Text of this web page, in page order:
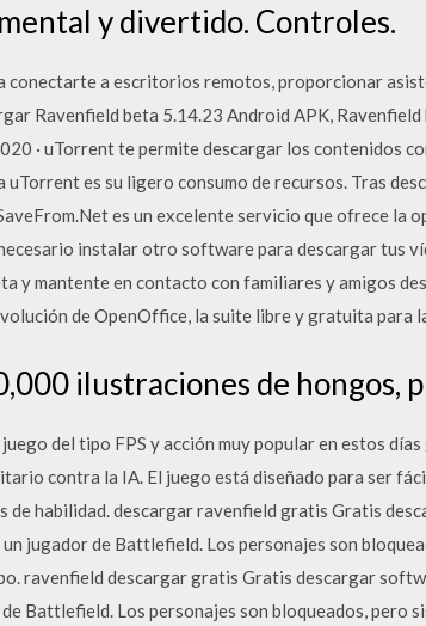
y divertido. Controles.
conectarte a escritorios remotos, proporcionar
Ravenfield beta 5.14.23 Android APK,
· uTorrent te permite descargar los contenidos
es su ligero consumo de recursos. Tras
es un excelente servicio que ofrece la
instalar otro software para descargar tus
y mantente en contacto con familiares y amigos
de OpenOffice, la suite libre y gratuita para
ilustraciones de hongos,
del tipo FPS y acción muy popular en estos
contra la IA. El juego está diseñado para ser
habilidad. descargar ravenfield gratis Gratis
jugador de Battlefield. Los personajes son
ravenfield descargar gratis Gratis descargar
Battlefield. Los personajes son bloqueados, pero